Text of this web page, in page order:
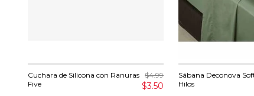
Cuchara de Silicona con Ranuras
Five
$4.99
$3.50
Sábana Deconova
Hilos